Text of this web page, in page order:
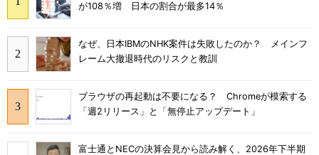
が108％増 日本の割合が最多14％
なぜ、日本IBMのNHK案件は失敗したのか？ メインフ
レーム大撤退時代のリスクと教訓
ブラウザの再起動は不要になる？ Chromeが模索する
「週2リリース」と「無停止アップデート」
富士通とNECの決算会見から読み解く、2026年下半期